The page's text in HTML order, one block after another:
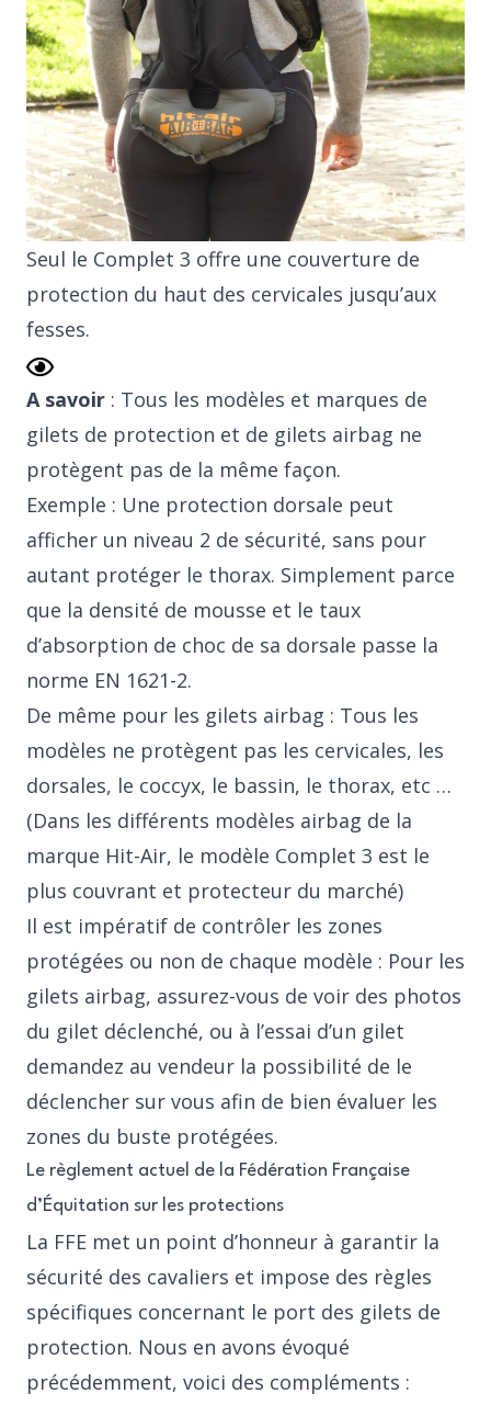
Seul le Complet 3 offre une couverture de
protection du haut des cervicales jusqu’aux
fesses.
A savoir : Tous les modèles et marques de
gilets de protection et de gilets airbag ne
protègent pas de la même façon.
Exemple : Une protection dorsale peut
afficher un niveau 2 de sécurité, sans pour
autant protéger le thorax. Simplement parce
que la densité de mousse et le taux
d’absorption de choc de sa dorsale passe la
norme EN 1621-2.
De même pour les gilets airbag : Tous les
modèles ne protègent pas les cervicales, les
dorsales, le coccyx, le bassin, le thorax, etc …
(Dans les différents modèles airbag de la
marque Hit-Air, le modèle Complet 3 est le
plus couvrant et protecteur du marché)
Il est impératif de contrôler les zones
protégées ou non de chaque modèle : Pour les
gilets airbag, assurez-vous de voir des photos
du gilet déclenché, ou à l’essai d’un gilet
demandez au vendeur la possibilité de le
déclencher sur vous afin de bien évaluer les
zones du buste protégées.
Le règlement actuel de la Fédération Française
d’Équitation sur les protections
La FFE met un point d’honneur à garantir la
sécurité des cavaliers et impose des règles
spécifiques concernant le port des gilets de
protection. Nous en avons évoqué
précédemment, voici des compléments :